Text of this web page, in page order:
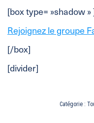
[box type= »shadow »
Rejoignez le groupe
[/box]
[divider]
Catégorie :